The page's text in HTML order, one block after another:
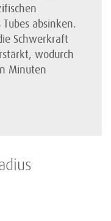
absinken.
Schwer­kraft
wodurch
Minuten